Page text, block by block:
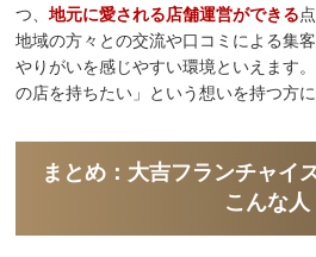
つ、地元に愛される店舗運営ができる
地域の方々との交流や口コミによる集
やりがいを感じやすい環境といえます
の店を持ちたい」という想いを持つ方に
まとめ：大吉フランチャイ
こんな人